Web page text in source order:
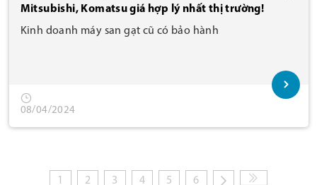
Mitsubishi, Komatsu giá hợp lý nhất thị trường!
Kinh doanh máy san gạt cũ có bảo hành
08/04/2024
1 2 3 4 5 6